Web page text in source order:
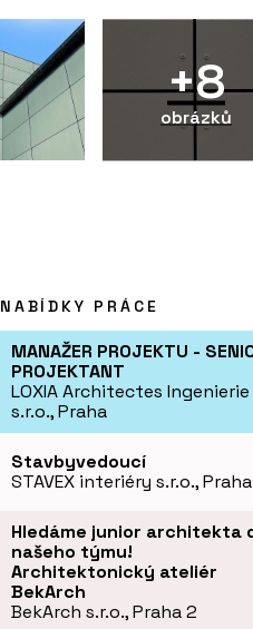
+8
obrázků
NABÍDKY PRÁCE
MANAŽER PROJEKTU -
PROJEKTANT
LOXIA Architectes Ingenierie
s.r.o., Praha
Stavbyvedoucí
STAVEX interiéry s.r.o., Praha
Hledáme junior architekta
našeho týmu!
Architektonický ateliér
BekArch
BekArch s.r.o., Praha 2